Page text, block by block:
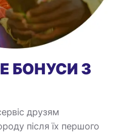
БОНУСИ З
друзям
після їх першого